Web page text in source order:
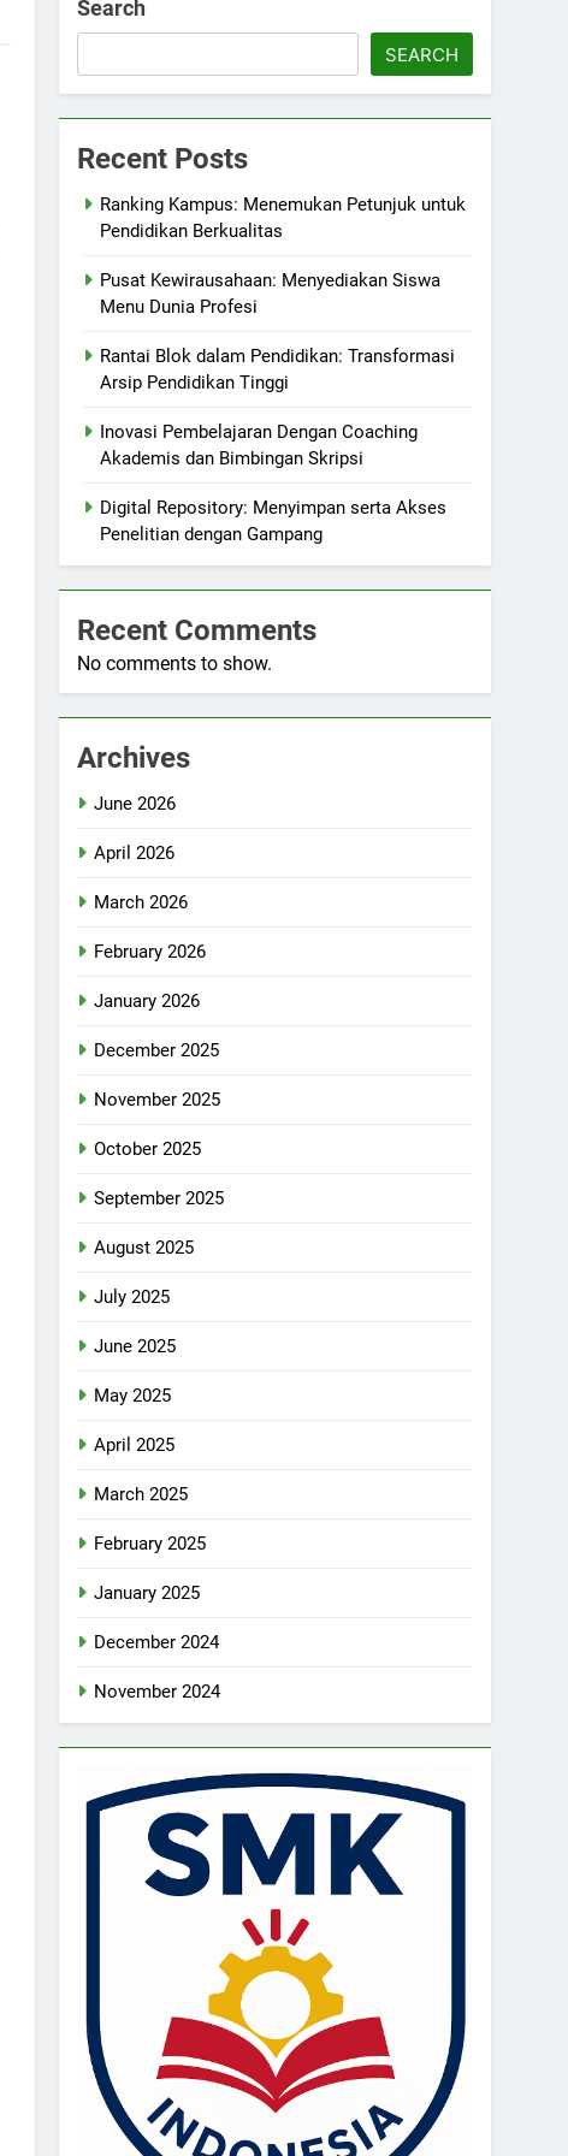
Search
SEARCH
Recent Posts
Ranking Kampus: Menemukan Petunjuk untuk
Pendidikan Berkualitas
Pusat Kewirausahaan: Menyediakan Siswa
Menu Dunia Profesi
Rantai Blok dalam Pendidikan: Transformasi
Arsip Pendidikan Tinggi
Inovasi Pembelajaran Dengan Coaching
Akademis dan Bimbingan Skripsi
Digital Repository: Menyimpan serta Akses
Penelitian dengan Gampang
Recent Comments
No comments to show.
Archives
June 2026
April 2026
March 2026
February 2026
January 2026
December 2025
November 2025
October 2025
September 2025
August 2025
July 2025
June 2025
May 2025
April 2025
March 2025
February 2025
January 2025
December 2024
November 2024